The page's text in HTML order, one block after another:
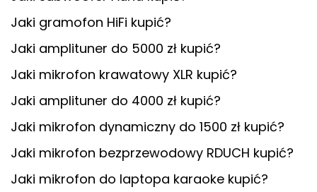
Jaki gramofon HiFi kupić?
Jaki amplituner do 5000 zł kupić?
Jaki mikrofon krawatowy XLR kupić?
Jaki amplituner do 4000 zł kupić?
Jaki mikrofon dynamiczny do 1500 zł kupić?
Jaki mikrofon bezprzewodowy RDUCH kupić?
Jaki mikrofon do laptopa karaoke kupić?